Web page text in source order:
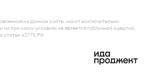
на данном сайте, носит исключительно
при каких условиях не является публичной офертой,
437 ГК РФ.